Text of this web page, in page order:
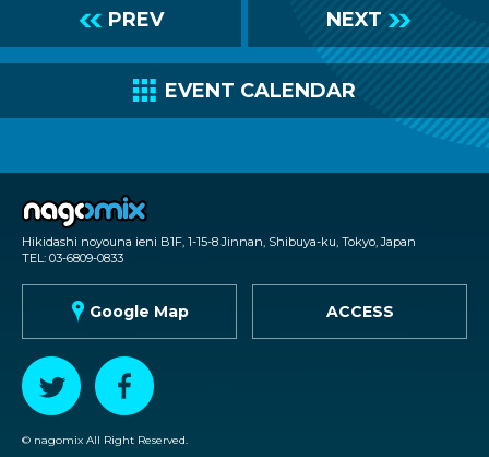
L PREV NEXT R
C EVENT CALENDAR
Hikidashi noyouna ieni B1F, 1-15-8 Jinnan, Shibuya-ku, Tokyo, Japan
TEL: 03-6809-0833
G Google Map ACCESS
T F
© nagomix All Right Reserved.